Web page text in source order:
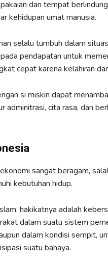
dan tempat
kehidupan umat manusia.
selalu tumbuh dalam
pendapatan untuk
cepat karena kelahiran
si miskin dapat
adminitrasi, cita rasa, dan
sangat beragam,
kebutuhan hidup.
hakikatnya adalah
dalam suatu sistem
dalam kondisi sempit,
suatu bahaya.